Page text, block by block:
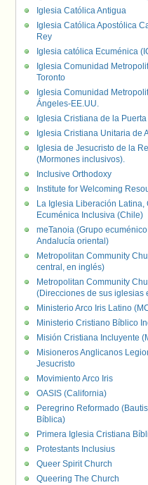
Iglesia Católica Antigua
Iglesia Católica Apostólica
Rey
Iglesia católica Ecuménica
Iglesia Comunidad
Toronto
Iglesia Comunidad
Ángeles-EE.UU.
Iglesia Cristiana de la Puerta
Iglesia Cristiana Unitaria de
Iglesia de Jesucristo de la
(Mormones inclusivos).
Inclusive Orthodoxy
Institute for Welcoming
La Iglesia Liberación Latina,
Ecuménica Inclusiva (Chile)
meTanoia (Grupo
Andalucía oriental)
Metropolitan Community
central, en inglés)
Metropolitan Community
(Direcciones de sus iglesias
Ministerio Arco Iris Latino
Ministerio Cristiano Bíblico
Misión Cristiana Incluyente
Misioneros Anglicanos
Jesucristo
Movimiento Arco Iris
OASIS (California)
Peregrino Reformado
Bíblica)
Primera Iglesia Cristiana
Protestants Inclusius
Queer Spirit Church
Queering The Church